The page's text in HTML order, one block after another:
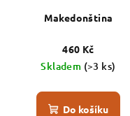
Makedonština
460 Kč
Skladem (>3 ks)
Do košíku